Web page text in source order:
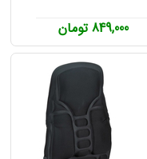
849,000 تومان